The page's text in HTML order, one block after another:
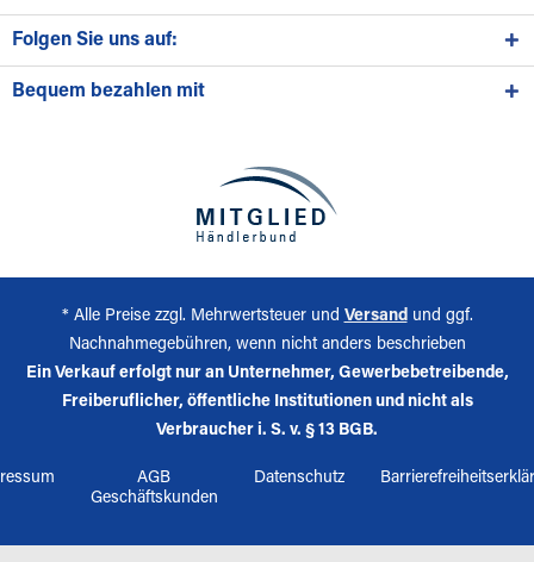
Folgen Sie uns auf:
Bequem bezahlen mit
* Alle Preise zzgl. Mehrwertsteuer und Versandund ggf.
Nachnahmegebühren, wenn nicht anders beschrieben
Ein Verkauf erfolgt nur an Unternehmer, Gewerbebetreibende,
Freiberuflicher, öffentliche Institutionen und nicht als
Verbraucher i. S. v. § 13 BGB.
AGB
Geschäftskunden
Datenschutz